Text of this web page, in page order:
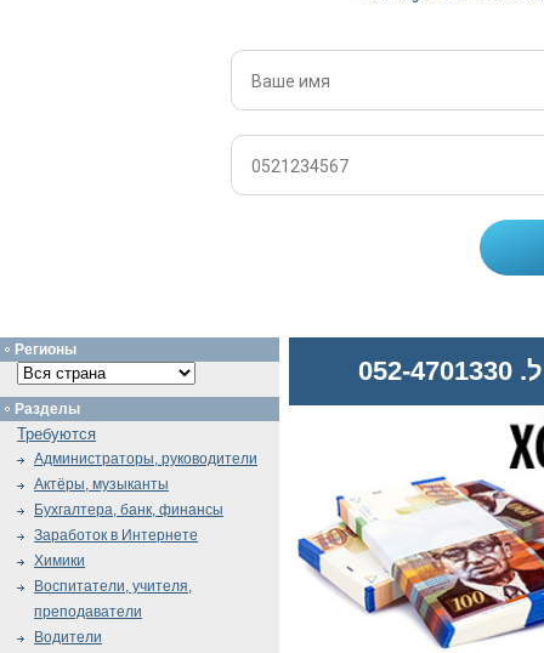
Регионы
Разделы
Требуются
Администраторы, руководители
Актёры, музыканты
Бухгалтера, банк, финансы
Заработок в Интернете
Химики
Воспитатели, учителя,
преподаватели
Водители